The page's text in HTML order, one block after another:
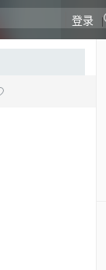
登录 |